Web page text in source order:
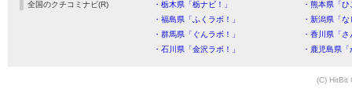
全国のクチコミナビ(R) ・栃木県「栃ナビ！」
・熊本県「
・福島県「ふくラボ！」
・新潟県「
・群馬県「ぐんラボ！」
・香川県「
・石川県「金沢ラボ！」
・鹿児島県
(C) HitBit